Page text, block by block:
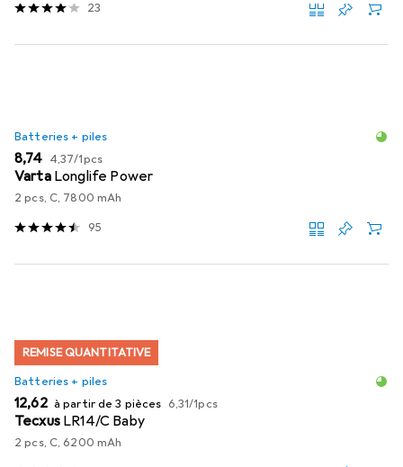
23
Batteries + piles
EUR
8,74 EUR
4,37/1pcs
Varta Longlife Power
2 pcs, C, 7800 mAh
95
REMISE QUANTITATIVE
Batteries + piles
EUR
12,62 à partir de 3 pièces EUR
6,31/1pcs
Tecxus LR14/C Baby
2 pcs, C, 6200 mAh